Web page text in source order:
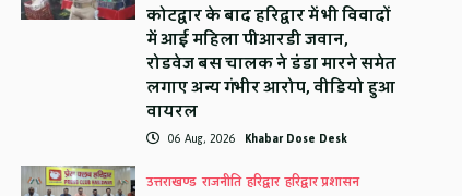
कोटद्वार के बाद हरिद्वार में भी विवादों
में आई महिला पीआरडी जवान,
रोडवेज बस चालक ने डंडा मारने समेत
लगाए अन्य गंभीर आरोप, वीडियो हुआ
वायरल
06 Aug, 2026 Khabar Dose Desk
उत्तराखण्ड राजनीति हरिद्वार हरिद्वार प्रशासन